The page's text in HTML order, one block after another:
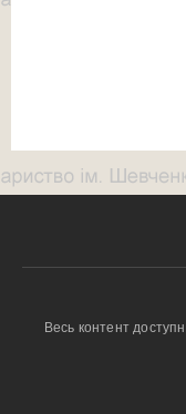
Весь контент